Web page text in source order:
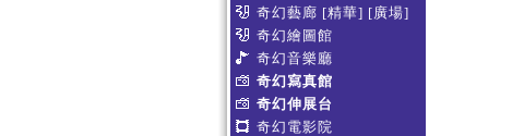
奇幻藝廊 [精華] [廣場]
奇幻繪圖館
奇幻音樂廳
奇幻寫真館
奇幻伸展台
奇幻電影院